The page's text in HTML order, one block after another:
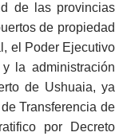
de las provincias
de propiedad
el Poder Ejecutivo
la administración
de Ushuaia, ya
Transferencia de
por Decreto